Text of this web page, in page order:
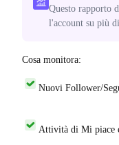
Questo rapporto
l'account su più
Cosa monitora:
Nuovi Follower/
Attività di Mi piace